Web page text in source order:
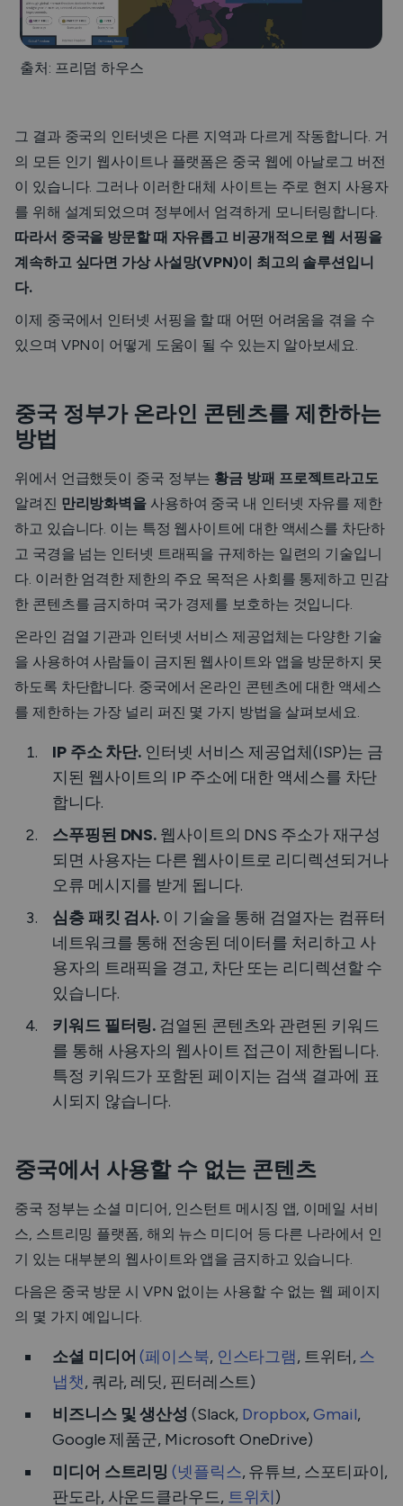
출처: 프리덤 하우스
그 결과 중국의 인터넷은 다른 지역과 다르게 작동합니다. 거
의 모든 인기 웹사이트나 플랫폼은 중국 웹에 아날로그 버전
이 있습니다. 그러나 이러한 대체 사이트는 주로 현지 사용자
를 위해 설계되었으며 정부에서 엄격하게 모니터링합니다.
따라서 중국을 방문할 때 자유롭고 비공개적으로 웹 서핑을
계속하고 싶다면 가상 사설망(VPN)이 최고의 솔루션입니
다.
이제 중국에서 인터넷 서핑을 할 때 어떤 어려움을 겪을 수
있으며 VPN이 어떻게 도움이 될 수 있는지 알아보세요.
중국 정부가 온라인 콘텐츠를 제한하는
방법
위에서 언급했듯이 중국 정부는 황금 방패 프로젝트라고도
알려진 만리방화벽을 사용하여 중국 내 인터넷 자유를 제한
하고 있습니다. 이는 특정 웹사이트에 대한 액세스를 차단하
고 국경을 넘는 인터넷 트래픽을 규제하는 일련의 기술입니
다. 이러한 엄격한 제한의 주요 목적은 사회를 통제하고 민감
한 콘텐츠를 금지하며 국가 경제를 보호하는 것입니다.
온라인 검열 기관과 인터넷 서비스 제공업체는 다양한 기술
을 사용하여 사람들이 금지된 웹사이트와 앱을 방문하지 못
하도록 차단합니다. 중국에서 온라인 콘텐츠에 대한 액세스
를 제한하는 가장 널리 퍼진 몇 가지 방법을 살펴보세요.
IP 주소 차단. 인터넷 서비스 제공업체(ISP)는 금
지된 웹사이트의 IP 주소에 대한 액세스를 차단
합니다.
스푸핑된 DNS. 웹사이트의 DNS 주소가 재구성
되면 사용자는 다른 웹사이트로 리디렉션되거나
오류 메시지를 받게 됩니다.
심층 패킷 검사. 이 기술을 통해 검열자는 컴퓨터
네트워크를 통해 전송된 데이터를 처리하고 사
용자의 트래픽을 경고, 차단 또는 리디렉션할 수
있습니다.
키워드 필터링. 검열된 콘텐츠와 관련된 키워드
를 통해 사용자의 웹사이트 접근이 제한됩니다.
특정 키워드가 포함된 페이지는 검색 결과에 표
시되지 않습니다.
중국에서 사용할 수 없는 콘텐츠
중국 정부는 소셜 미디어, 인스턴트 메시징 앱, 이메일 서비
스, 스트리밍 플랫폼, 해외 뉴스 미디어 등 다른 나라에서 인
기 있는 대부분의 웹사이트와 앱을 금지하고 있습니다.
다음은 중국 방문 시 VPN 없이는 사용할 수 없는 웹 페이지
의 몇 가지 예입니다.
소셜 미디어(페이스북, 인스타그램, 트위터, 스
냅챗, 쿼라, 레딧, 핀터레스트)
비즈니스 및 생산성 (Slack, Dropbox,Gmail,
Google 제품군, Microsoft OneDrive)
미디어 스트리밍(넷플릭스, 유튜브, 스포티파이,
판도라, 사운드클라우드, 트위치)